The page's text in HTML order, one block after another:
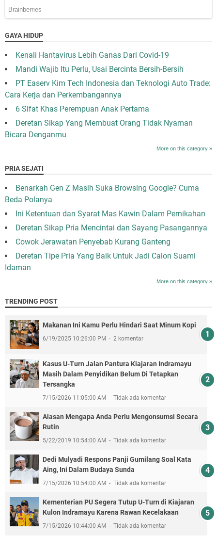
GAYA HIDUP
Kenali Hantavirus Lebih Ganas Dari Covid-19
Mandi Wajib Itu Perlu, Usai Bercinta Bersih-Bersih
PT Easerv Kim Tech Indonesia dan Teknologi Auto Trade:
Cara Kerja dan Perkembangannya
6 Sifat Khas Perempuan Anak Pertama
Deretan Sikap Yang Membuat Orang Tidak Nyaman
Bicara Denganmu
More on this category »
PRIA SEJATI
Benarkah Gen Z Masih Suka Browsing Google? Cuma
Beda Polanya
Ini Ketentuan dan Syarat Mas Kawin Dalam Pernikahan
Deretan Sikap Pria Mencintai dan Sayang Pasangannya
Cowok Jerawatan Penyebab Kurang Ganteng
Deretan Tipe Pria Yang Baik Untuk Jadi Calon Suami
Idaman
More on this category »
TRENDING POST
Makanan Ini Kamu Perlu Hindari Saat Minum Kopi
6/19/2025 10:26:00 PM 2 komentar
Kasus U-Turn Jalan Pantura Kiajaran Indramayu
Masih Dalam Penyidikan Belum Di Tetapkan
Tersangka
7/15/2026 11:05:00 AM Tidak ada komentar
Alasan Mengapa Anda Perlu Mengonsumsi Secara
Rutin
5/22/2019 10:54:00 AM Tidak ada komentar
Dedi Mulyadi Respons Panji Gumilang Soal Kata
Aing, Ini Dalam Budaya Sunda
7/15/2026 10:54:00 AM Tidak ada komentar
Kementerian PU Segera Tutup U-Turn di Kiajaran
Kulon Indramayu Karena Rawan Kecelakaan
7/15/2026 10:44:00 AM Tidak ada komentar